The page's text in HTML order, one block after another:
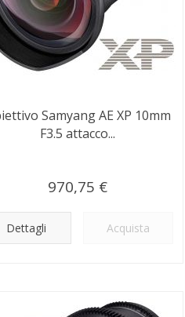
Samyang AE XP 10mm
F3.5 attacco...
970,75 €
Dettagli Acquista